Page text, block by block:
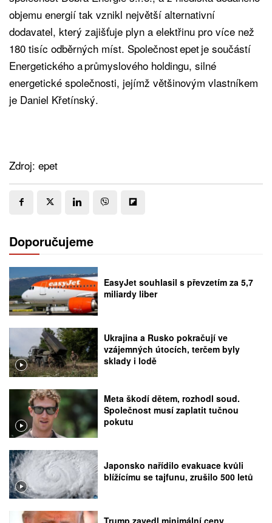
objemu energií tak vznikl největší alternativní
dodavatel, který zajišťuje plyn a elektřinu pro více než
180 tisíc odběrných míst. Společnost epet je součástí
Energetického a průmyslového holdingu, silné
energetické společnosti, jejímž většinovým vlastníkem
je Daniel Křetínský.
Zdroj: epet
Doporučujeme
EasyJet souhlasil s převzetím za 5,7
miliardy liber
Ukrajina a Rusko pokračují ve
vzájemných útocích, terčem byly
sklady i lodě
Meta škodí dětem, rozhodl soud.
Společnost musí zaplatit tučnou
pokutu
Japonsko nařídilo evakuace kvůli
blížícímu se tajfunu, zrušilo 500 letů